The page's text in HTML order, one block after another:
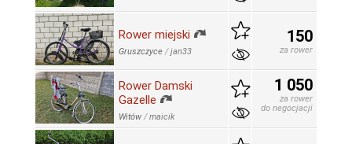
Rower miejski
Gruszczyce /jan33
150
za rower
Rower Damski
Gazelle
Witów /maicik
1 050
za rower
do negocjacji